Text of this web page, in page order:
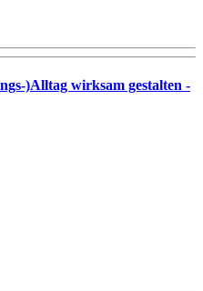
)Alltag wirksam gestalten -